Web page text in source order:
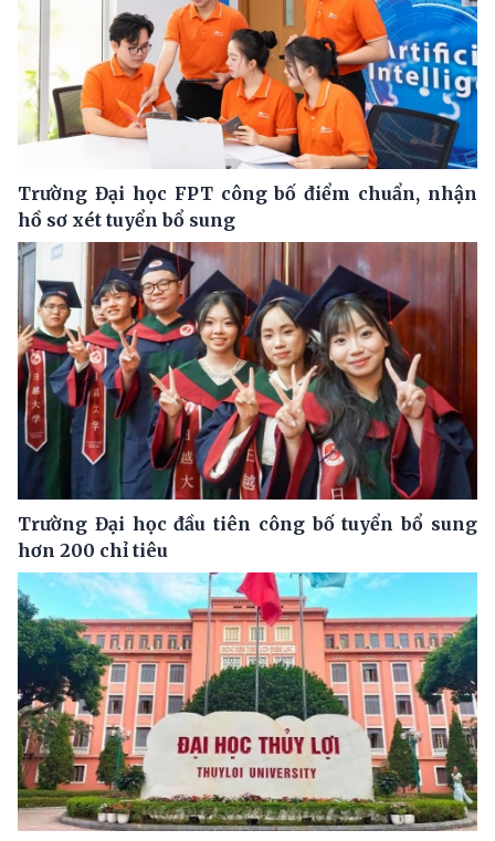
Trường Đại học FPT công bố điểm chuẩn, nhận
hồ sơ xét tuyển bổ sung
Trường Đại học đầu tiên công bố tuyển bổ sung
hơn 200 chỉ tiêu